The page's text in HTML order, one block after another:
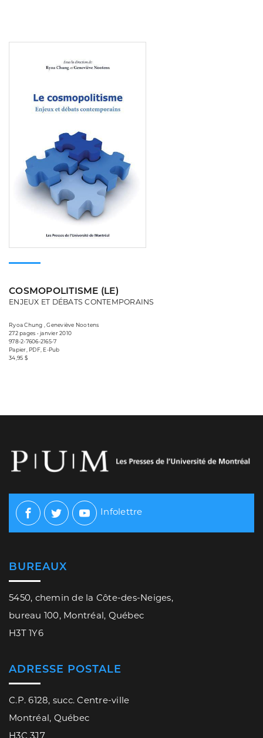
COSMOPOLITISME (LE)
ENJEUX ET DÉBATS CONTEMPORAINS
Ryoa Chung , Geneviève Nootens
272 pages • janvier 2010
978-2-7606-2165-7
Papier, PDF, E-Pub
34,95 $
Facebook
TwitterYoutube
Infolettre
BUREAUX
5450, chemin de la Côte-des-Neiges,
bureau 100, Montréal, Québec
H3T 1Y6
ADRESSE POSTALE
C.P. 6128, succ. Centre-ville
Montréal, Québec
H3C 3J7